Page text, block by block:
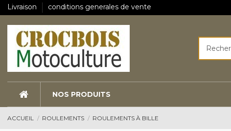
Livraison conditions generales de vente
NOS PRODUITS
ACCUEIL ROULEMENTS ROULEMENTS À BILLE